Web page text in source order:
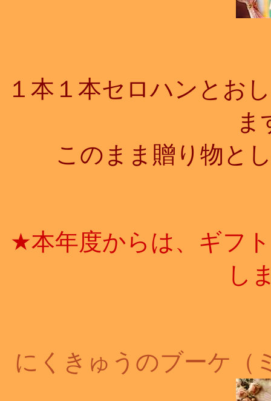
１本１本セロハンとお
ま
このまま贈り物と
★本年度からは、ギフ
し
にくきゅうのブーケ（